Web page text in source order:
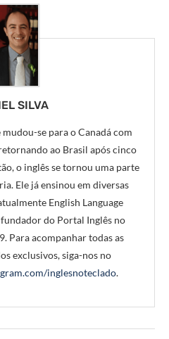
SILVA
se para o Canadá com
ao Brasil após cinco
o inglês se tornou uma parte
Ele já ensinou em diversas
English Language
do Portal Inglês no
Para acompanhar todas as
exclusivos, siga-nos no
inglesnoteclado.